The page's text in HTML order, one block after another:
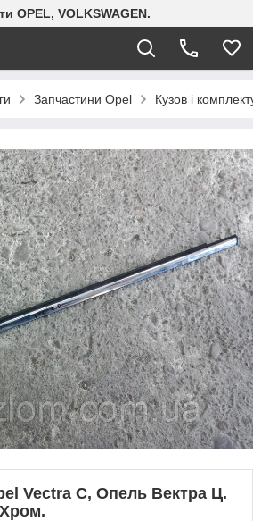
OPEL, VOLKSWAGEN.
Запчастини Opel Кузов і
Vectra C, Опель Вектра Ц.